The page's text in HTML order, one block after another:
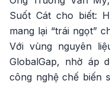
Suốt Cát cho biết:
mang lại “trái ngọt”
Với vùng nguyên
GlobalGap, nhờ áp
công nghệ chế biến